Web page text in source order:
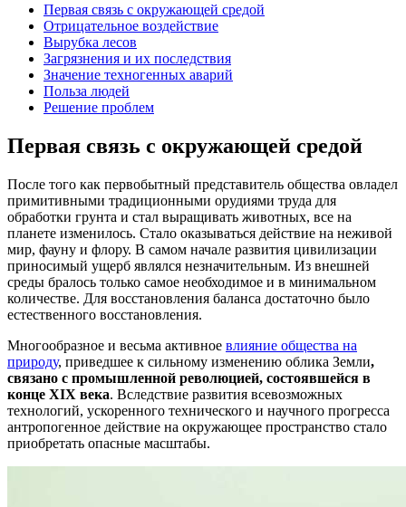
Первая связь с окружающей средой
Отрицательное воздействие
Вырубка лесов
Загрязнения и их последствия
Значение техногенных аварий
Польза людей
Решение проблем
Первая связь с окружающей средой
После того как первобытный представитель общества овладел
примитивными традиционными орудиями труда для
обработки грунта и стал выращивать животных, все на
планете изменилось. Стало оказываться действие на неживой
мир, фауну и флору. В самом начале развития цивилизации
приносимый ущерб являлся незначительным. Из внешней
среды бралось только самое необходимое и в минимальном
количестве. Для восстановления баланса достаточно было
естественного восстановления.
Многообразное и весьма активное влияние общества на
природу, приведшее к сильному изменению облика Земли,
связано с промышленной революцией, состоявшейся в
конце XIX века. Вследствие развития всевозможных
технологий, ускоренного технического и научного прогресса
антропогенное действие на окружающее пространство стало
приобретать опасные масштабы.